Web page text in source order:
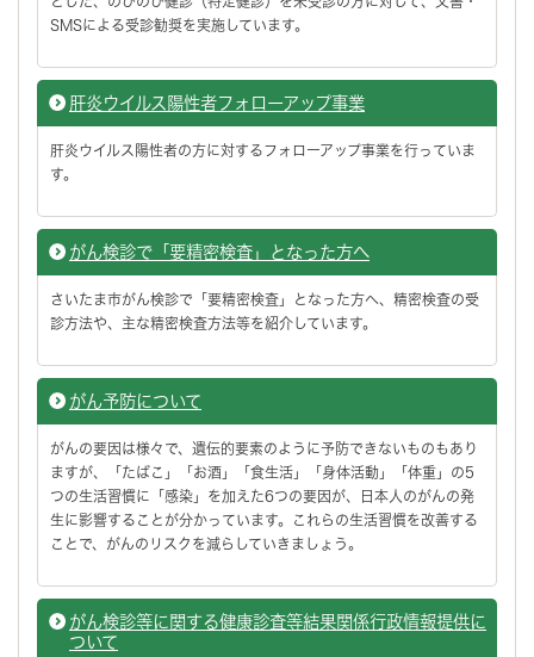
SMSによる受診勧奨を実施しています。
肝炎ウイルス陽性者フォローアップ事業
肝炎ウイルス陽性者の方に対するフォローアップ事業を行っていま
す。
がん検診で「要精密検査」となった方へ
さいたま市がん検診で「要精密検査」となった方へ、精密検査の受
診方法や、主な精密検査方法等を紹介しています。
がん予防について
がんの要因は様々で、遺伝的要素のように予防できないものもあり
ますが、「たばこ」「お酒」「食生活」「身体活動」「体重」の5
つの生活習慣に「感染」を加えた6つの要因が、日本人のがんの発
生に影響することが分かっています。これらの生活習慣を改善する
ことで、がんのリスクを減らしていきましょう。
がん検診等に関する健康診査等結果関係行政情報提供に
ついて